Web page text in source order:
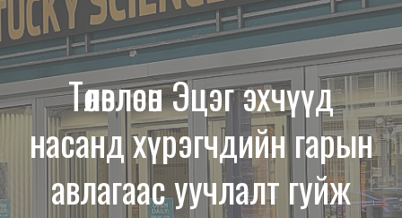
Төлөвлөсөн Эцэг эхчүүд
насанд хүрэгчдийн гарын
авлагаас уучлалт гуйж